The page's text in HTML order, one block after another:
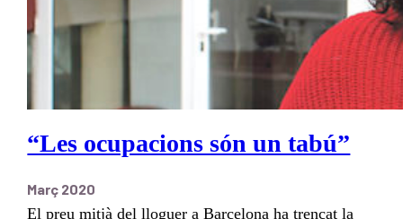
“Les ocupacions són un tabú”
Març 2020
El preu mitjà del lloguer a Barcelona ha trencat la